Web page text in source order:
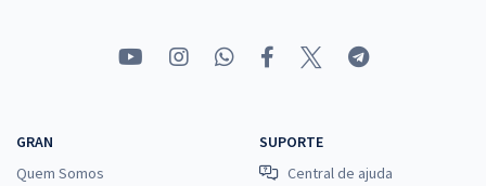
GRAN
Quem Somos
SUPORTE
Central de ajuda